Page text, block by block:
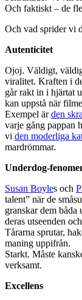
Och faktiskt – de
Och vad sprider vi
Autenticitet
Ojoj. Väldigt,
viralitet. Kraften i
går rakt in i hjärtat
kan uppstå när
Exempel ärden
varje gång pappan
vi den moderliga
mardrömmar.
Underdog-
Susan Boyles och
talent” när de
granskar dem
deras utseenden
Tårarna sprutar,
maning uppifrån.
Starkt. Måste
verksamt.
Excellens